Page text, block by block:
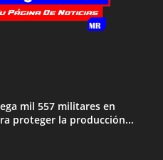
mil 557 militares en
proteger la producción...